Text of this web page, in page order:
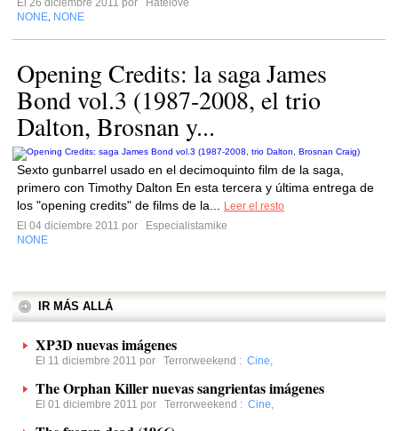
El 26 diciembre 2011 por
Hatelove
NONE NONE
Opening Credits: la saga James
Bond vol.3 (1987-2008, el trio
Dalton, Brosnan y...
Sexto gunbarrel usado en el decimoquinto film de la saga,
primero con Timothy Dalton En esta tercera y última entrega de
los "opening credits" de films de la...
Leer el resto
El 04 diciembre 2011 por
Especialistamike
NONE
IR MÁS ALLÁ
XP3D nuevas imágenes
El 11 diciembre 2011 por Terrorweekend : Cine,
The Orphan Killer nuevas sangrientas imágenes
El 01 diciembre 2011 por Terrorweekend : Cine,